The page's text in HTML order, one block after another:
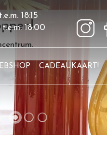
t.e.m. 18:15
t.e.m.18:00
CADEAUKAART!